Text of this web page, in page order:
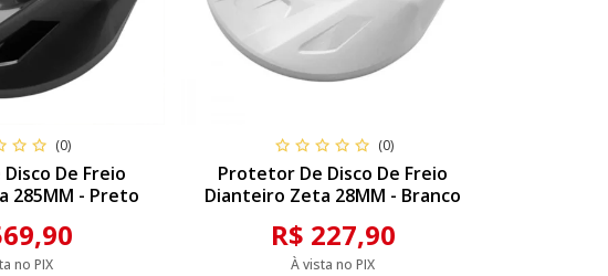
(0)
De Freio
285MM - Preto
no PIX
(0)
Protetor De Disco De Freio
Dianteiro Zeta 28MM - Branco
R$ 227,90
À vista no PIX